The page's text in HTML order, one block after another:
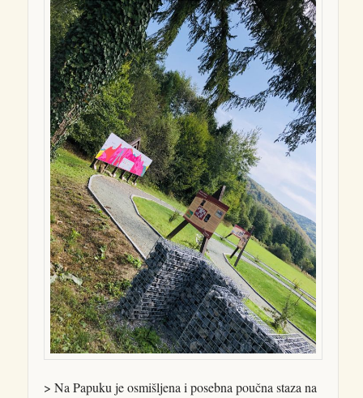
> Na Papuku je osmišljena i posebna poučna staza na